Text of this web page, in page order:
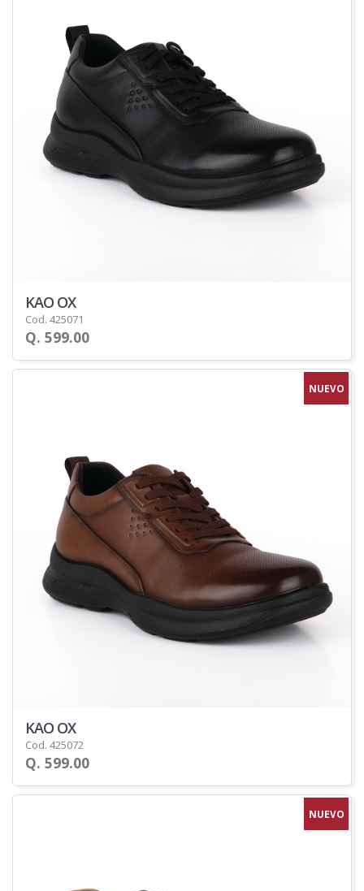
KAO OX
Cod. 425071
Q. 599.00
NUEVO
KAO OX
Cod. 425072
Q. 599.00
NUEVO